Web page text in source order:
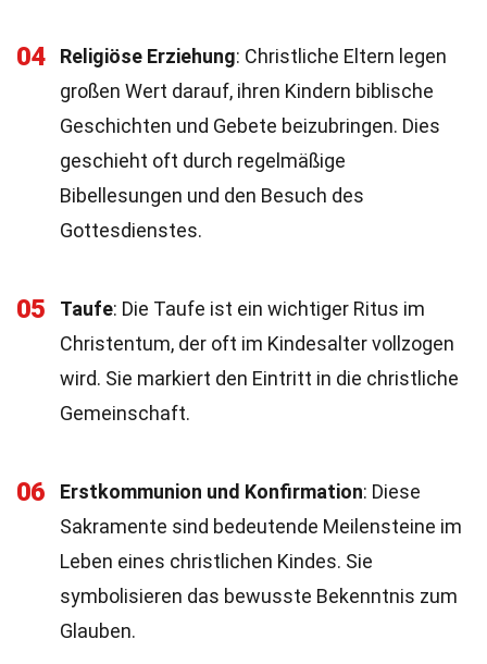
04 Religiöse Erziehung: Christliche Eltern legen
großen Wert darauf, ihren Kindern biblische
Geschichten und Gebete beizubringen. Dies
geschieht oft durch regelmäßige
Bibellesungen und den Besuch des
Gottesdienstes.
05 Taufe: Die Taufe ist ein wichtiger Ritus im
Christentum, der oft im Kindesalter vollzogen
wird. Sie markiert den Eintritt in die christliche
Gemeinschaft.
06 Erstkommunion und Konfirmation: Diese
Sakramente sind bedeutende Meilensteine im
Leben eines christlichen Kindes. Sie
symbolisieren das bewusste Bekenntnis zum
Glauben.